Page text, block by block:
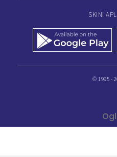
SKINI
© 1995 -